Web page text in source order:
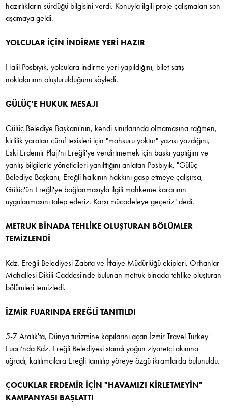
hazırlıkların sürdüğü bilgisini verdi. Konuyla ilgili proje çalışmaları son
aşamaya geldi.
YOLCULAR İÇİN İNDİRME YERİ HAZIR
Halil Posbıyık, yolculara indirme yeri yapıldığını, bilet satış
noktalarının oluşturulduğunu söyledi.
GÜLÜÇ'E HUKUK MESAJI
Gülüç Belediye Başkanı'nın, kendi sınırlarında olmamasına rağmen,
kirlilik yaratan cüruf tesisleri için "mahsuru yoktur" yazısı yazdığını,
Eski Erdemir Plajı'nı Ereğli'ye verdirtmemek için baskı yaptığını ve
yanlış bilgilerle yöneticileri yanılttığını anlatan Posbıyık, "Gülüç
Belediye Başkanı, Ereğli halkının hakkını gasp etmeye çalışırsa,
Gülüç'ün Ereğli'ye bağlanmasıyla ilgili mahkeme kararının
uygulanmasını talep ederiz. Karşı mücadeleye geçeriz" dedi.
METRUK BİNADA TEHLİKE OLUŞTURAN BÖLÜMLER
TEMİZLENDİ
Kdz. Ereğli Belediyesi Zabıta ve İtfaiye Müdürlüğü ekipleri, Orhanlar
Mahallesi Dikili Caddesi'nde bulunan metruk binada tehlike oluşturan
bölümleri temizledi.
İZMİR FUARINDA EREĞLİ TANITILDI
5-7 Aralık'ta, Dünya turizmine kapılarını açan İzmir Travel Turkey
Fuarı’nda Kdz. Ereğli Belediyesi standı yoğun ziyaretçi akınına
uğradı, katılımcılara Ereğli tanıtılıp yöreye özgü ikramlarda bulunuldu.
ÇOCUKLAR ERDEMİR İÇİN "HAVAMIZI KİRLETMEYİN"
KAMPANYASI BAŞLATTI